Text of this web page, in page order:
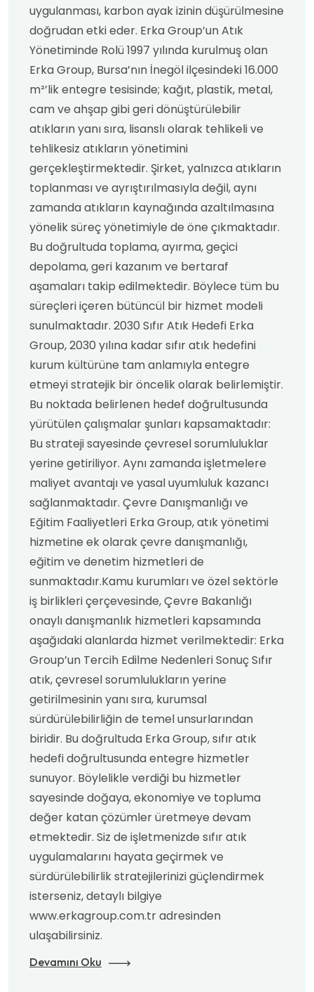
uygulanması, karbon ayak izinin düşürülmesine
doğrudan etki eder. Erka Group’un Atık
Yönetiminde Rolü 1997 yılında kurulmuş olan
Erka Group, Bursa’nın İnegöl ilçesindeki 16.000
m²’lik entegre tesisinde; kağıt, plastik, metal,
cam ve ahşap gibi geri dönüştürülebilir
atıkların yanı sıra, lisanslı olarak tehlikeli ve
tehlikesiz atıkların yönetimini
gerçekleştirmektedir. Şirket, yalnızca atıkların
toplanması ve ayrıştırılmasıyla değil, aynı
zamanda atıkların kaynağında azaltılmasına
yönelik süreç yönetimiyle de öne çıkmaktadır.
Bu doğrultuda toplama, ayırma, geçici
depolama, geri kazanım ve bertaraf
aşamaları takip edilmektedir. Böylece tüm bu
süreçleri içeren bütüncül bir hizmet modeli
sunulmaktadır. 2030 Sıfır Atık Hedefi Erka
Group, 2030 yılına kadar sıfır atık hedefini
kurum kültürüne tam anlamıyla entegre
etmeyi stratejik bir öncelik olarak belirlemiştir.
Bu noktada belirlenen hedef doğrultusunda
yürütülen çalışmalar şunları kapsamaktadır:
Bu strateji sayesinde çevresel sorumluluklar
yerine getiriliyor. Aynı zamanda işletmelere
maliyet avantajı ve yasal uyumluluk kazancı
sağlanmaktadır. Çevre Danışmanlığı ve
Eğitim Faaliyetleri Erka Group, atık yönetimi
hizmetine ek olarak çevre danışmanlığı,
eğitim ve denetim hizmetleri de
sunmaktadır.Kamu kurumları ve özel sektörle
iş birlikleri çerçevesinde, Çevre Bakanlığı
onaylı danışmanlık hizmetleri kapsamında
aşağıdaki alanlarda hizmet verilmektedir: Erka
Group’un Tercih Edilme Nedenleri Sonuç Sıfır
atık, çevresel sorumlulukların yerine
getirilmesinin yanı sıra, kurumsal
sürdürülebilirliğin de temel unsurlarından
biridir. Bu doğrultuda Erka Group, sıfır atık
hedefi doğrultusunda entegre hizmetler
sunuyor. Böylelikle verdiği bu hizmetler
sayesinde doğaya, ekonomiye ve topluma
değer katan çözümler üretmeye devam
etmektedir. Siz de işletmenizde sıfır atık
uygulamalarını hayata geçirmek ve
sürdürülebilirlik stratejilerinizi güçlendirmek
isterseniz, detaylı bilgiye
www.erkagroup.com.tr adresinden
ulaşabilirsiniz.
Devamını Oku